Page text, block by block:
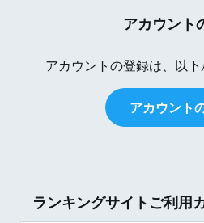
アカウント
アカウントの登録は、以下
アカウント
ランキングサイトご利用